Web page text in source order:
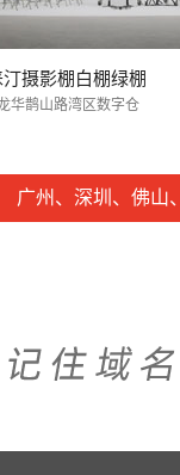
摄影棚白棚绿棚
华鹊山路湾区数字仓
广州、深圳、佛山